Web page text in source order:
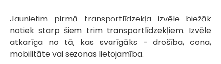
Jaunietim pirmā transportlīdzekļa izvēle biežāk
notiek starp šiem trim transportlīdzekļiem. Izvēle
atkarīga no tā, kas svarīgāks - drošība, cena,
mobilitāte vai sezonas lietojamība.